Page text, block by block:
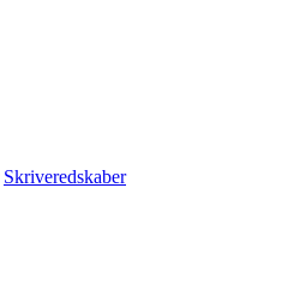
Skriveredskaber